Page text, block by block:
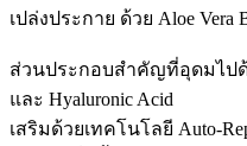
เปล่งประกาย ด้วย Aloe Vera
ส่วนประกอบสำคัญที่อุดมไป
และ Hyaluronic Acid
เสริมด้วยเทคโนโลยี Auto-